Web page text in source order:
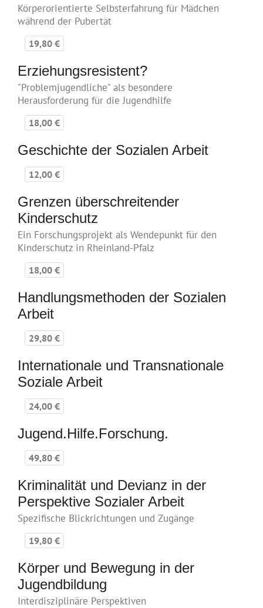
Körperorientierte Selbsterfahrung für Mädchen
während der Pubertät
19,80 €
Erziehungsresistent?
"Problemjugendliche" als besondere
Herausforderung für die Jugendhilfe
18,00 €
Geschichte der Sozialen Arbeit
12,00 €
Grenzen überschreitender
Kinderschutz
Ein Forschungsprojekt als Wendepunkt für den
Kinderschutz in Rheinland-Pfalz
18,00 €
Handlungsmethoden der Sozialen
Arbeit
29,80 €
Internationale und Transnationale
Soziale Arbeit
24,00 €
Jugend.Hilfe.Forschung.
49,80 €
Kriminalität und Devianz in der
Perspektive Sozialer Arbeit
Spezifische Blickrichtungen und Zugänge
19,80 €
Körper und Bewegung in der
Jugendbildung
Interdisziplinäre Perspektiven